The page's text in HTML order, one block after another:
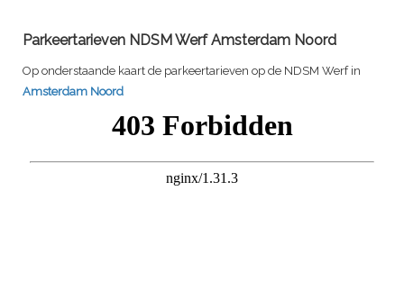
Parkeertarieven NDSM Werf Amsterdam Noord
Op onderstaande kaart de parkeertarieven op de NDSM Werf in
Amsterdam Noord